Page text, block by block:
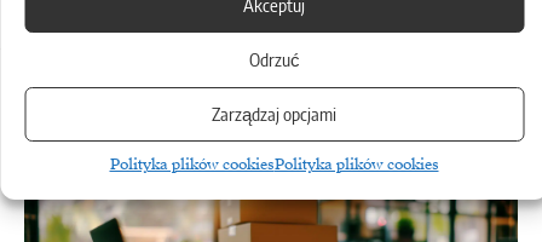
Akceptuj
Odrzuć
Zarządzaj opcjami
Polityka plików cookiesPolityka plików cookies
Palantir zwiększa sprzedaż o 93 procent
Zobacz również